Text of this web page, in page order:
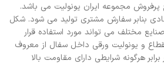
5 سانتی نوع پرفروش مجموعه ایران یونولیت می باشد.
بنابر سفارش مشتری تولید می شود. شکل
مختلف می تواند مورد استفاده قرار
و یونولیت ورقی داخل سفال از معروف
هرگونه شرایطی دارای مقاومت بالا